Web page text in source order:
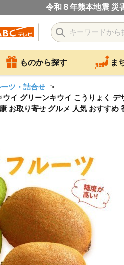
令和８年熊本地震 災
ものから探す ま
ツ・詰合せ
イ グリーンキウイ こうりょく
お取り寄せ グルメ 人気 おすすめ